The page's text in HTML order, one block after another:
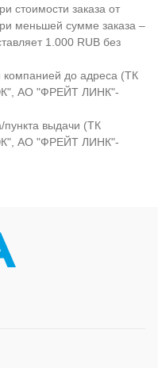
стоимости заказа от
меньшей сумме заказа –
1.000 RUB без
компанией до адреса (ТК
АО "ФРЕЙТ ЛИНК"-
пункта выдачи (ТК
АО "ФРЕЙТ ЛИНК"-